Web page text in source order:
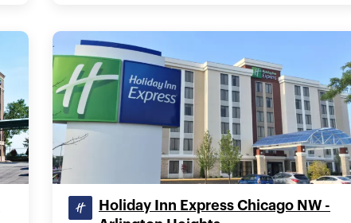
Holiday Inn Express Chicago NW -